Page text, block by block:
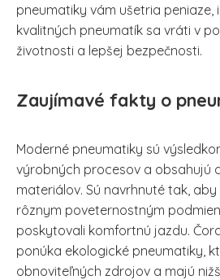
pneumatiky vám ušetria peniaze,
kvalitných pneumatík sa vráti v
životnosti a lepšej bezpečnosti.
Zaujímavé fakty o
Moderné pneumatiky sú
výrobných procesov a obsahujú
materiálov. Sú navrhnuté tak,
rôznym poveternostným
poskytovali komfortnú jazdu.
ponúka ekologické pneumatiky,
obnoviteľných zdrojov a majú